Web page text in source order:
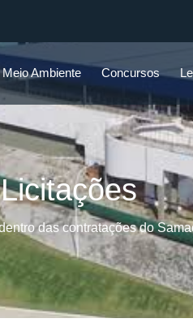
Meio Ambiente Concursos
Licitações
das contratações do